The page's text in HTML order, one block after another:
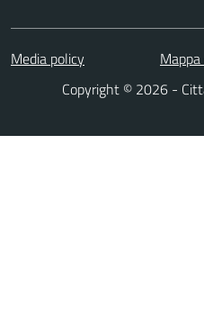
Media policy
Copyright © 2026 -